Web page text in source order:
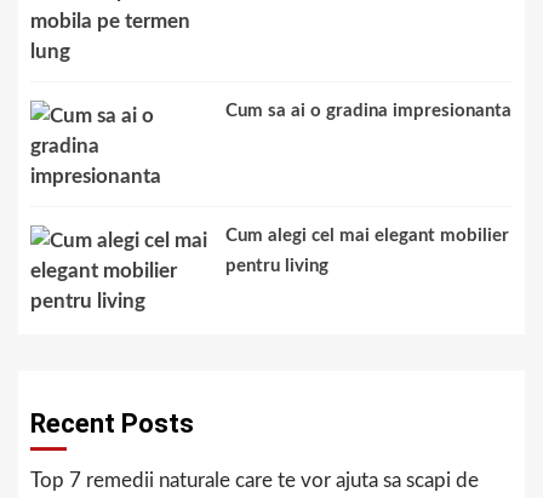
Cum sa ai o gradina impresionanta
Cum alegi cel mai elegant mobilier
pentru living
Recent Posts
Top 7 remedii naturale care te vor ajuta sa scapi de